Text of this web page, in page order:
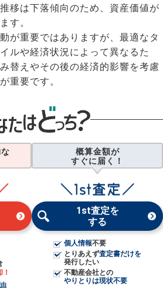
移は下落傾向のため、資産価値が
す。
が重要ではありますが、最適なタ
ルや経済状況によって異なるた
替えやその後の経済的影響を考慮
重要です。
概算金額が
すぐに届く！
1st査定を
する
個人情報不要
とりあえず査定書だけを
発行したい
不動産会社との
やりとりは現状不要